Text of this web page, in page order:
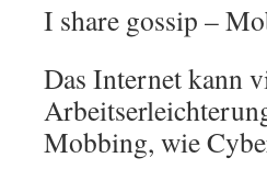
I share gossip –
Das Internet kann
Mobbing, wie